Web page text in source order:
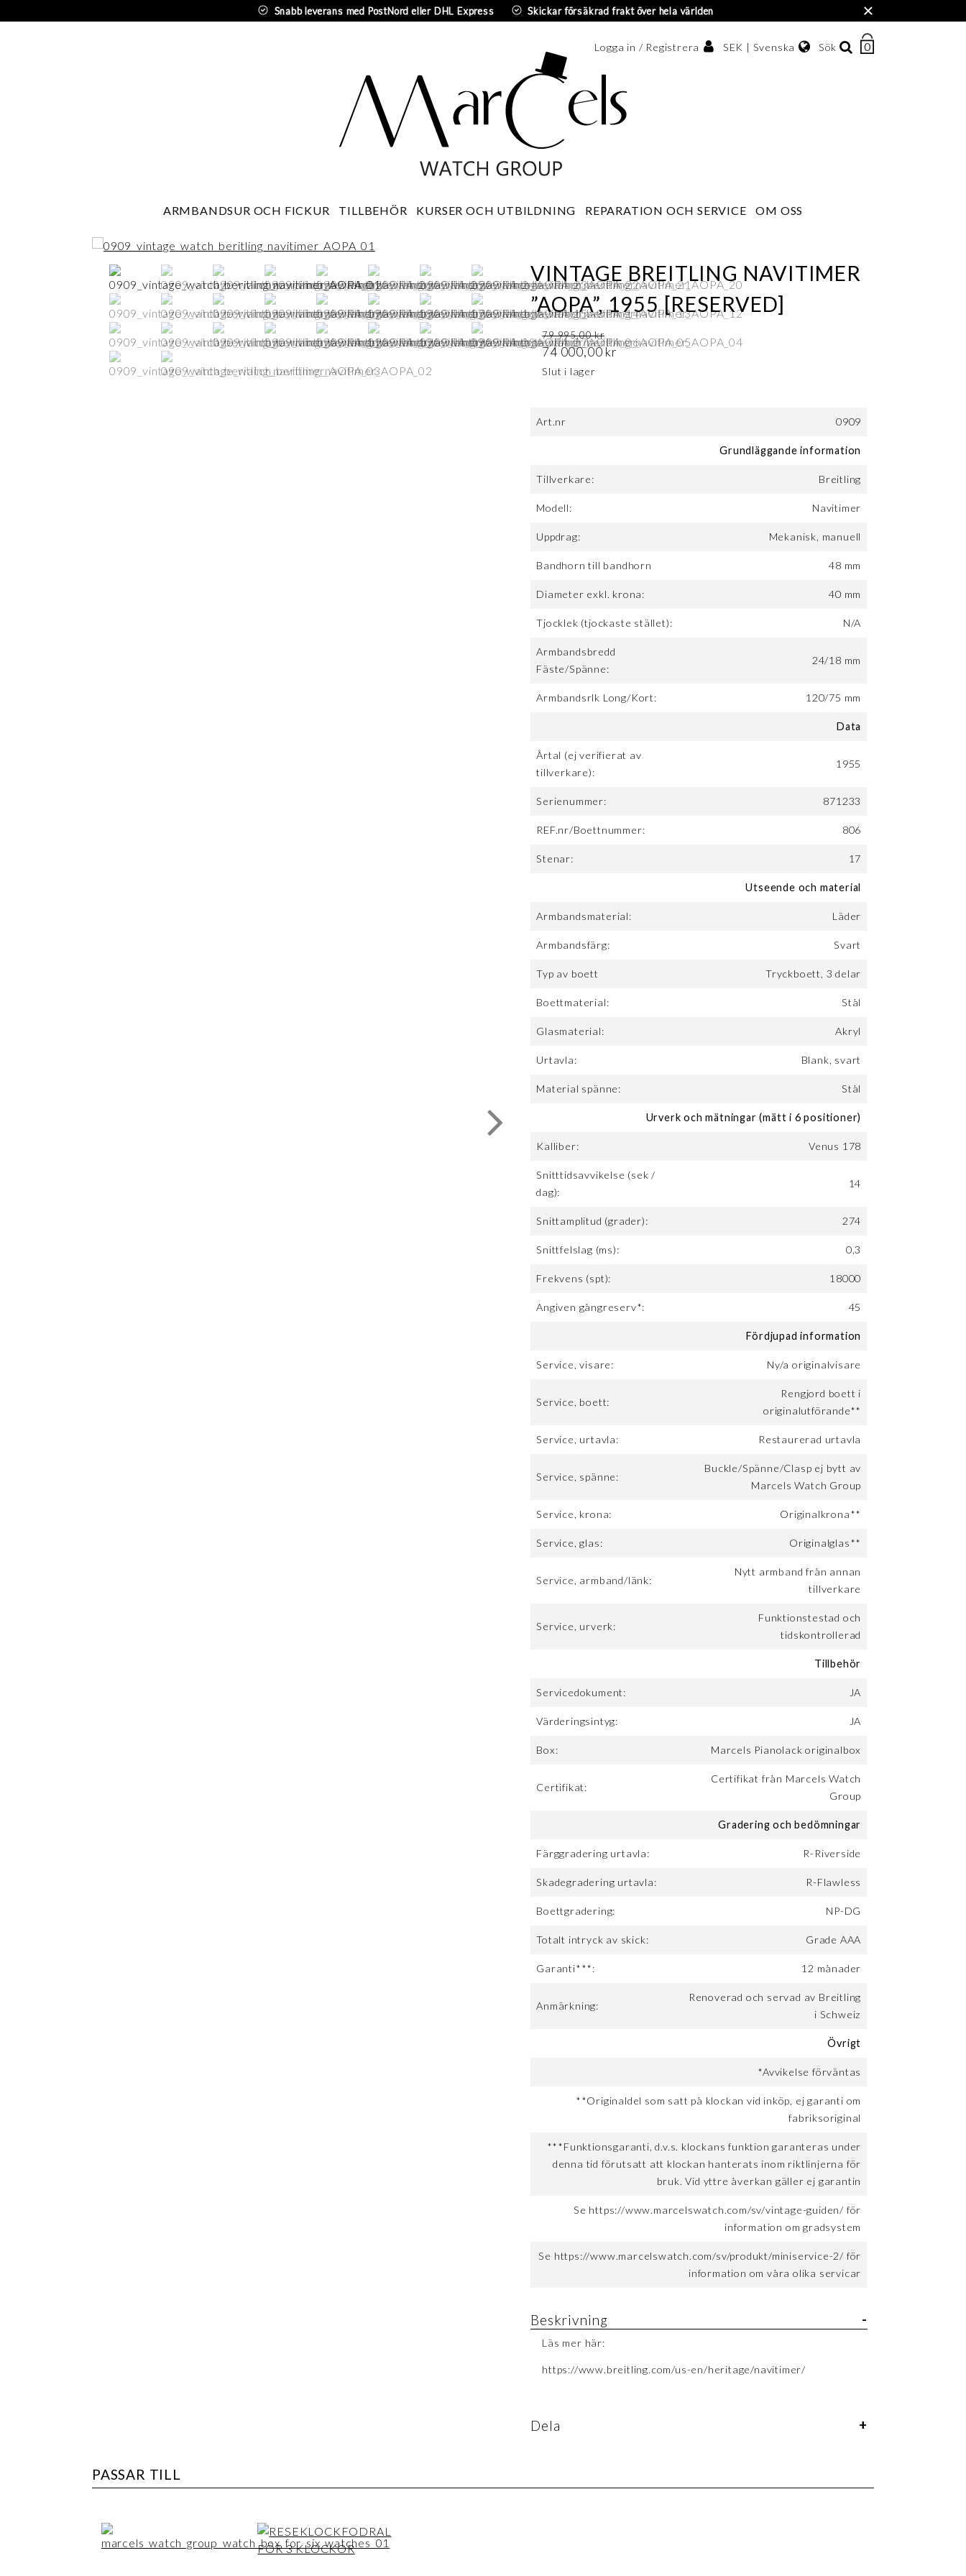
Snabb leverans med PostNord eller DHL Express Skickar försäkrad frakt över hela världen ×
ARMBANDSUR OCH FICKUR TILLBEHÖR KURSER OCH UTBILDNING REPARATION OCH SERVICE OM OSS
Logga in / Registrera SEK | Svenska Sök
ANTAL
0
VINTAGE BREITLING NAVITIMER
”AOPA”, 1955 [RESERVED]
79 995,00kr
Det ursprungliga priset var: 79 995,00 kr.
74 000,00 kr
Det nuvarande priset är: 74 000,00 kr.
Slut i lager
Art.nr 0909
Grundläggande information
Tillverkare: Breitling
Modell: Navitimer
Uppdrag: Mekanisk, manuell
Bandhorn till bandhorn 48 mm
Diameter exkl. krona: 40 mm
Tjocklek (tjockaste stället): N/A
Armbandsbredd
Fäste/Spänne:
24/18 mm
Armbandsrlk Long/Kort: 120/75 mm
Data
Årtal (ej verifierat av
tillverkare):
1955
Serienummer: 871233
REF.nr/Boettnummer: 806
Stenar: 17
Utseende och material
Armbandsmaterial: Läder
Armbandsfärg: Svart
Typ av boett Tryckboett, 3 delar
Boettmaterial: Stål
Glasmaterial: Akryl
Urtavla: Blank, svart
Material spänne: Stål
Urverk och mätningar (mätt i 6 positioner)
Kalliber: Venus 178
Snitttidsavvikelse (sek /
dag):
14
Snittamplitud (grader): 274
Snittfelslag (ms): 0,3
Frekvens (spt): 18000
Angiven gångreserv*: 45
Fördjupad information
Service, visare: Ny/a originalvisare
Service, boett:
Rengjord boett i
originalutförande**
Service, urtavla: Restaurerad urtavla
Service, spänne:
Buckle/Spänne/Clasp ej bytt av
Marcels Watch Group
Service, krona: Originalkrona**
Service, glas: Originalglas**
Service, armband/länk:
Nytt armband från annan
tillverkare
Service, urverk:
Funktionstestad och
tidskontrollerad
Tillbehör
Servicedokument: JA
Värderingsintyg: JA
Box: Marcels Pianolack originalbox
Certifikat:
Certifikat från Marcels Watch
Group
Gradering och bedömningar
Färggradering urtavla: R-Riverside
Skadegradering urtavla: R-Flawless
Boettgradering: NP-DG
Totalt intryck av skick: Grade AAA
Garanti***: 12 månader
Anmärkning:
Renoverad och servad av Breitling
i Schweiz
Övrigt
*Avvikelse förväntas
**Originaldel som satt på klockan vid inköp, ej garanti om
fabriksoriginal
***Funktionsgaranti, d.v.s. klockans funktion garanteras under
denna tid förutsatt att klockan hanterats inom riktlinjerna för
bruk. Vid yttre åverkan gäller ej garantin
Se https://www.marcelswatch.com/sv/vintage-guiden/ för
information om gradsystem
Se https://www.marcelswatch.com/sv/produkt/miniservice-2/ för
information om våra olika servicar
Beskrivning
Läs mer här:
https://www.breitling.com/us-en/heritage/navitimer/
Dela
PASSAR TILL